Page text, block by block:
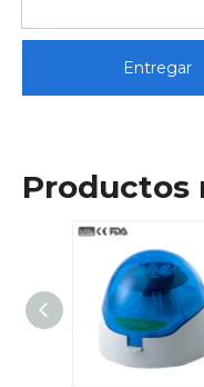
Entregar
Productos